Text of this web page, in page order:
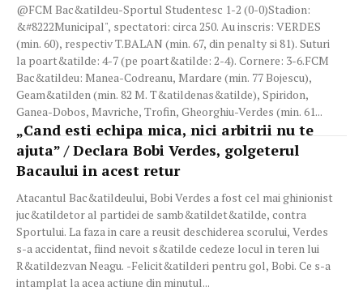
@FCM Bac&atildeu-Sportul Studentesc 1-2 (0-0)Stadion:
&#8222Municipal", spectatori: circa 250. Au inscris: VERDES
(min. 60), respectiv T.BALAN (min. 67, din penalty si 81). Suturi
la poart&atilde: 4-7 (pe poart&atilde: 2-4). Cornere: 3-6.FCM
Bac&atildeu: Manea-Codreanu, Mardare (min. 77 Bojescu),
Geam&atilden (min. 82 M. T&atildenas&atilde), Spiridon,
Ganea-Dobos, Mavriche, Trofin, Gheorghiu-Verdes (min. 61...
„Cand esti echipa mica, nici arbitrii nu te
ajuta” / Declara Bobi Verdes, golgeterul
Bacaului in acest retur
Atacantul Bac&atildeului, Bobi Verdes a fost cel mai ghinionist
juc&atildetor al partidei de samb&atildet&atilde, contra
Sportului. La faza in care a reusit deschiderea scorului, Verdes
s-a accidentat, fiind nevoit s&atilde cedeze locul in teren lui
R&atildezvan Neagu. -Felicit&atilderi pentru gol, Bobi. Ce s-a
intamplat la acea actiune din minutul...